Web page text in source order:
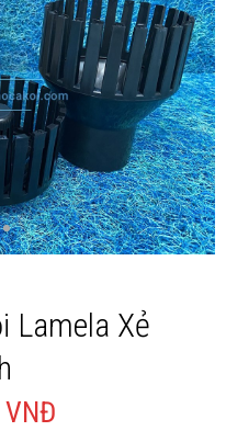
Lamela Xẻ
?>
hồ koi